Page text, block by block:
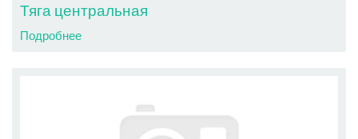
Тяга центральная
Подробнее